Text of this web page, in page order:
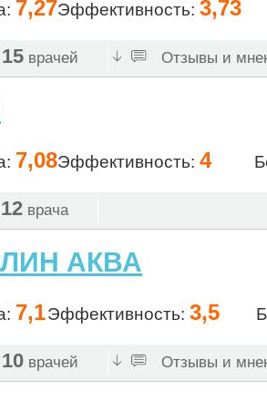
7,27Эффективность: 3,73
15 врачей Отзывы и
7,08Эффективность: 4
12 врача
АКВА
7,1Эффективность: 3,5
10 врачей Отзывы и